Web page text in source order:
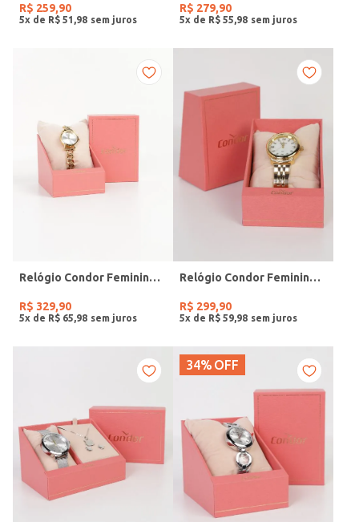
R$ 259,90
5x de R$ 51 98
R$ 279,90
5x de R$ 55 98
Relógio Condor Feminino DOURADO
R$ 329,90
5x de R$ 65 98
Relógio Condor Feminino DOURADO
R$ 299,90
5x de R$ 59 98
34% OFF